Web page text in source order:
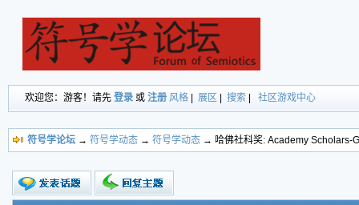
欢迎您：游客！请先 登录 或 注册 风格 展区 搜索 社区游戏中心
符号学论坛 → 符号学动态 → 符号学动态 → 哈佛社科奖: Academy Scholars-